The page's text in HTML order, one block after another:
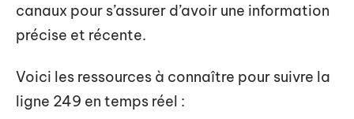
canaux pour s’assurer d’avoir une information
précise et récente.
Voici les ressources à connaître pour suivre la
ligne 249 en temps réel :